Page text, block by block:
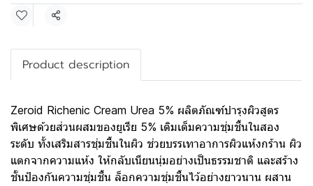
แชร์
Product description
Zeroid Richenic Cream Urea 5% ผลิตภัณฑ์บำรุงผิวสูตร
พิเศษด้วยส่วนผสมของยูเรีย 5% เติมเต็มความชุ่มชื้นในสอง
ระดับ ทั้งเสริมสารชุ่มชื้นในผิว ช่วยบรรเทาอาการผิวแห้งกร้าน ผิว
แตกจากความแห้ง ให้กลับเนียนนุ่มอย่างเป็นธรรมชาติ และสร้าง
ชั้นป้องกันความชุ่มชื้น ล็อกความชุ่มชื้นไว้อย่างยาวนาน ผสาน